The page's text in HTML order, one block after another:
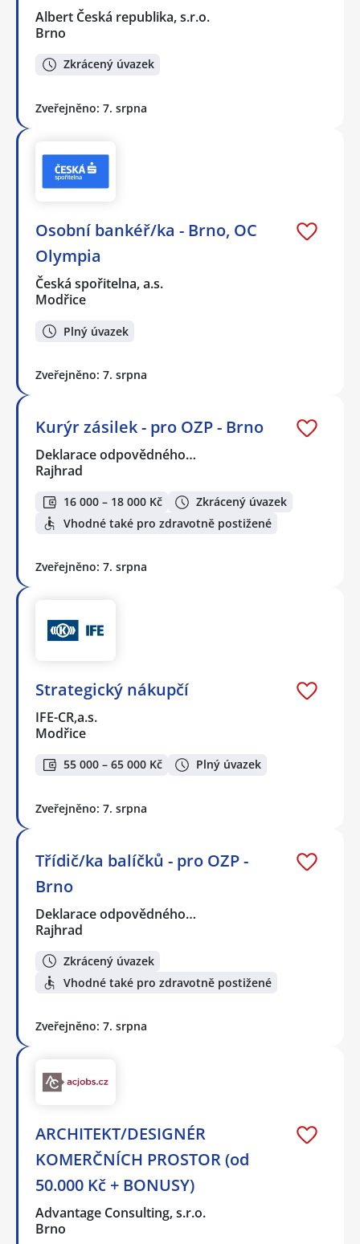
Albert Česká republika, s.r.o.
Brno
Zkrácený úvazek
Zveřejněno: 7. srpna
Osobní bankéř/ka - Brno, OC
Olympia
Česká spořitelna, a.s.
Modřice
Plný úvazek
Zveřejněno: 7. srpna
Kurýr zásilek - pro OZP - Brno
Deklarace odpovědného…
Rajhrad
16 000 – 18 000 Kč
Zkrácený úvazek
Vhodné také pro zdravotně postižené
Zveřejněno: 7. srpna
Strategický nákupčí
IFE-CR,a.s.
Modřice
55 000 – 65 000 Kč Plný úvazek
Zveřejněno: 7. srpna
Třídič/ka balíčků - pro OZP -
Brno
Deklarace odpovědného…
Rajhrad
Zkrácený úvazek
Vhodné také pro zdravotně postižené
Zveřejněno: 7. srpna
ARCHITEKT/DESIGNÉR
KOMERČNÍCH PROSTOR (od
50.000 Kč + BONUSY)
Advantage Consulting, s.r.o.
Brno